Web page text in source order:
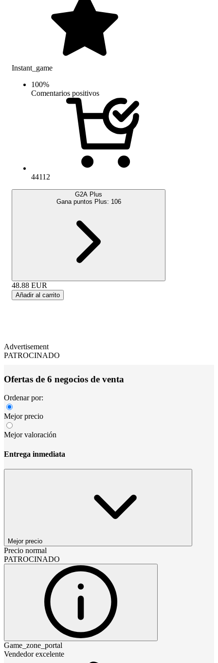
Instant_game
100%
Comentarios positivos
44112
G2A Plus
Gana puntos Plus: 106
48.88 EUR
Añadir al carrito
Advertisement
PATROCINADO
Ofertas de 6 negocios de venta
Ordenar por:
Mejor precio
Mejor valoración
Entrega inmediata
Mejor precio
Precio normal
PATROCINADO
Game_zone_portal
Vendedor excelente